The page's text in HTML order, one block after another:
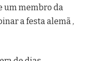
um membro da
a festa alemã ,